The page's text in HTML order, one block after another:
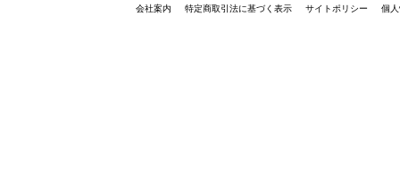
会社案内 特定商取引法に基づく表示 サイトポリシー 個